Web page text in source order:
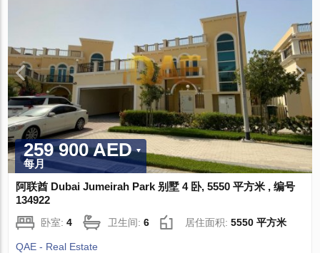
259 900 AED
每月
阿联酋 Dubai Jumeirah Park 别墅 4 卧, 5550 平方米 , 编号
134922
卧室:4 卫生间:6 居住面积:5550 平方米
QAE - Real Estate